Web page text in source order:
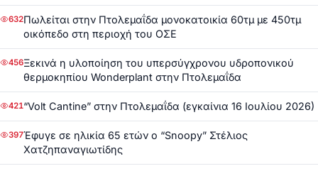
632Πωλείται στην Πτολεμαΐδα μονοκατοικία 60τμ με 450τμ
οικόπεδο στη περιοχή του ΟΣΕ
456Ξεκινά η υλοποίηση του υπερσύγχρονου υδροπονικού
θερμοκηπίου Wonderplant στην Πτολεμαΐδα
421“Volt Cantine” στην Πτολεμαΐδα (εγκαίνια 16 Ιουλίου 2026)
397Έφυγε σε ηλικία 65 ετών ο “Snoopy” Στέλιος
Χατζηπαναγιωτίδης